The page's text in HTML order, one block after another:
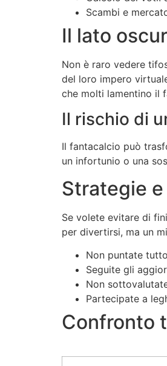
Scambi e
Il lato
Non è raro vedere
del loro impero
che molti lamentino il
Il rischio di
Il fantacalcio può
un infortunio o una
Strategie
Se volete evitare di
per divertirsi, ma un
Non puntate
Seguite gli
Non
Partecipate a
Confronto